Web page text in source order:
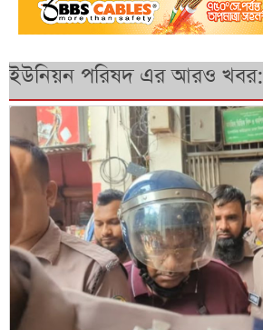
ইউনিয়ন পরিষদ এর আরও খবর: